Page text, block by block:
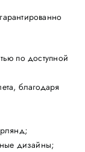
по доступной
благодаря
дизайны;